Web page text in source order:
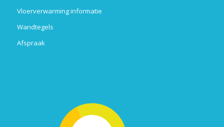
Vloerverwarming informatie
Wandtegels
Afspraak